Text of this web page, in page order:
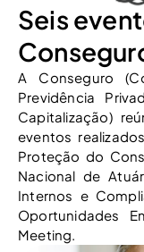
Seis
A Conseguro
Previdência
Capitalização)
eventos
Proteção do
Nacional de
Internos e
Oportunidades
Meeting.